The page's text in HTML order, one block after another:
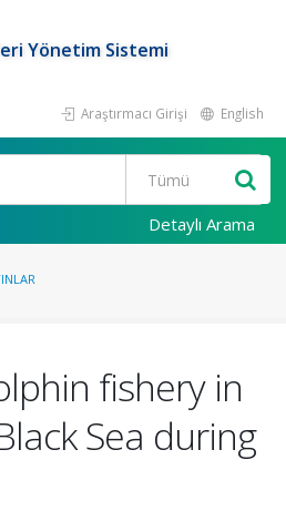
Yönetim Sistemi
Araştırmacı Girişi English
Detaylı Arama
fishery in
Sea during